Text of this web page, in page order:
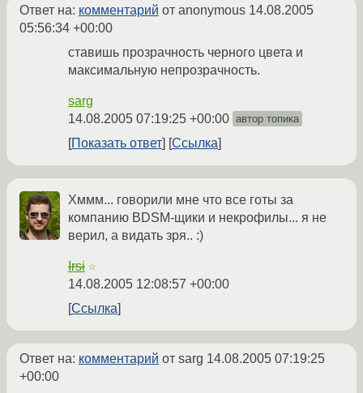
Ответ на: комментарий от anonymous 14.08.2005
05:56:34 +00:00
ставишь прозрачность черного цвета и
максимальную непрозрачность.
sarg
14.08.2005 07:19:25 +00:00 автор топика
Показать ответ Ссылка
Хммм... говорили мне что все готы за
компанию BDSM-щики и некрофилы... я не
верил, а видать зря.. :)
Irsi ☆
14.08.2005 12:08:57 +00:00
Ссылка
Ответ на: комментарий от sarg 14.08.2005 07:19:25
+00:00